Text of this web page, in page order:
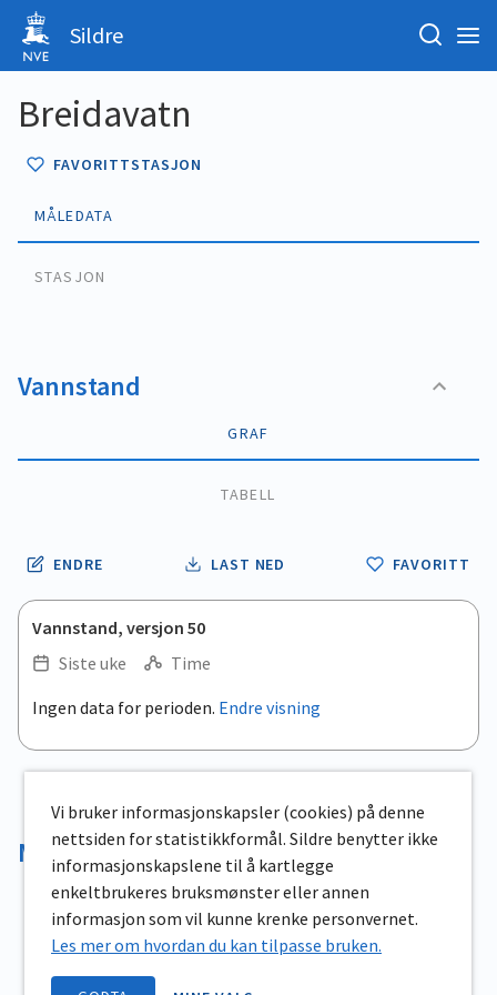
Sildre
Breidavatn
FAVORITTSTASJON
MÅLEDATA
STASJON
Vannstand
GRAF
TABELL
ENDRE LAST NED FAVORITT
Vannstand, versjon 50
Siste uke
Time
.
View as data table, .
Ingen data for perioden. Endre visning
Magasinvolum
Vi bruker informasjonskapsler (cookies) på denne
nettsiden for statistikkformål. Sildre benytter ikke
informasjonskapslene til å kartlegge
enkeltbrukeres bruksmønster eller annen
informasjon som vil kunne krenke personvernet.
Les mer om hvordan du kan tilpasse bruken.